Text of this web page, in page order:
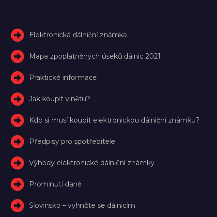
Elektronická dálniční známka
Mapa zpoplatněných úseků dálnic 2021
Praktické informace
Jak koupit vinětu?
Kdo si musí koupit elektronickou dálniční známku?
Předpisy pro spotřebitele
Výhody elektronické dálniční známky
Prominutí daně
Slovinsko – vyhněte se dálnicím